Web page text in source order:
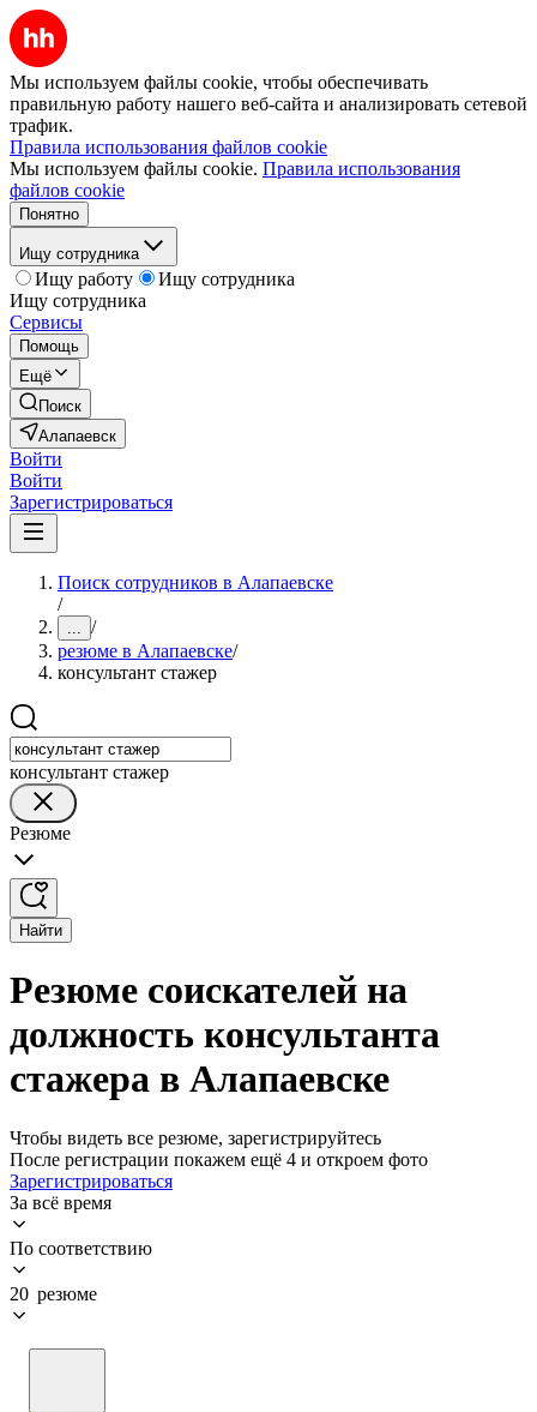
Мы используем файлы cookie, чтобы обеспечивать
правильную работу нашего веб-сайта и анализировать сетевой
трафик.
Правила использования файлов cookie
Мы используем файлы cookie. Правила использования
файлов cookie
Понятно
Ищу сотрудника
Ищу работу
Ищу сотрудника
Ищу сотрудника
Сервисы
Помощь
Ещё
Поиск
Алапаевск
Войти
Войти
Зарегистрироваться
Поиск сотрудников в Алапаевске
/
... /
резюме в Алапаевске/
консультант стажер
консультант стажер
Резюме
Найти
Резюме соискателей на
должность консультанта
стажера в Алапаевске
Чтобы видеть все резюме, зарегистрируйтесь
После регистрации покажем ещё 4 и откроем фото
Зарегистрироваться
За всё время
По соответствию
20 резюме